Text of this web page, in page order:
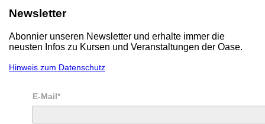
Newsletter
Abonnier unseren Newsletter und erhalte immer die
neusten Infos zu Kursen und Veranstaltungen der Oase.
Hinweis zum Datenschutz
E-Mail*